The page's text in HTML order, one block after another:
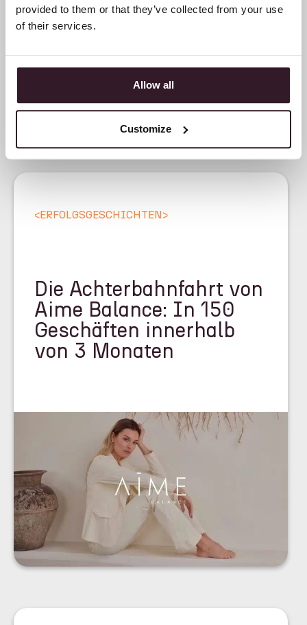
provided to them or that they’ve collected from your use
of their services.
Allow all
Customize
<ERFOLGSGESCHICHTEN >
Die Achterbahnfahrt von
Aime Balance: In 150
Geschäften innerhalb
von 3 Monaten